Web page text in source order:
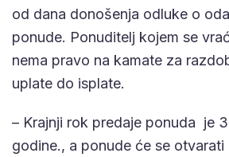
od dana donošenja odluke o
ponude. Ponuditelj kojem se
nema pravo na kamate za
uplate do isplate.
– Krajnji rok predaje ponuda je
godine., a ponude će se otvarati